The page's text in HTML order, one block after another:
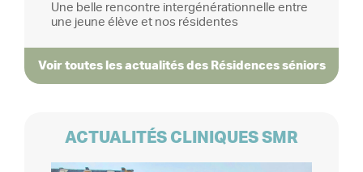
Une belle rencontre intergénérationnelle entre
une jeune élève et nos résidentes
Voir toutes les actualités des Résidences séniors
ACTUALITÉS CLINIQUES SMR